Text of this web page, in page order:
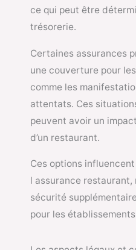
ce qui peut être
trésorerie.
Certaines assurances
une couverture pour
comme les
attentats. Ces
peuvent avoir un
d’un restaurant.
Ces options
l assurance
sécurité
pour les